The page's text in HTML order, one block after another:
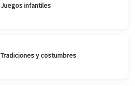
Juegos infantiles
Tradiciones y costumbres